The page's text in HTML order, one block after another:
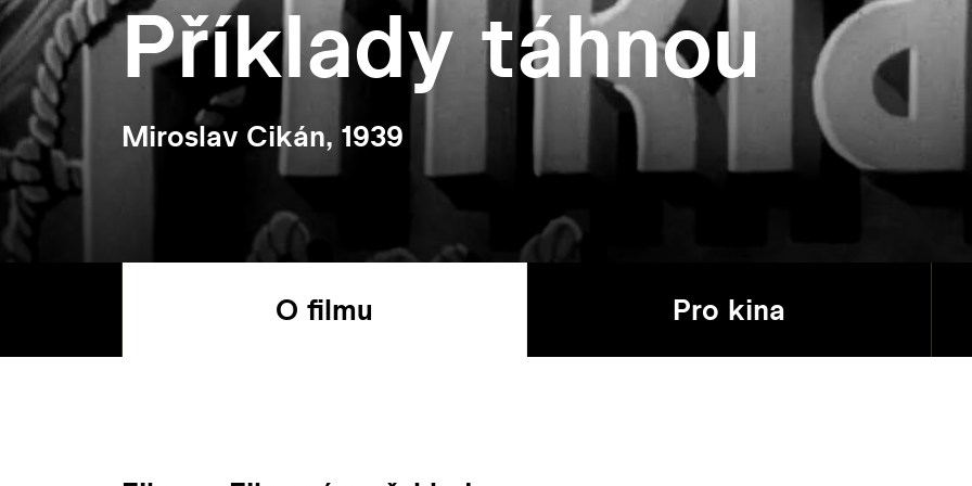
Příklady táhnou
Miroslav Cikán, 1939
O filmu Pro kina